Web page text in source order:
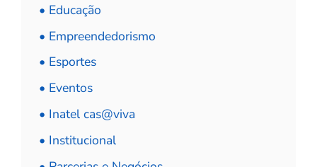
• Educação
• Empreendedorismo
• Esportes
• Eventos
• Inatel cas@viva
• Institucional